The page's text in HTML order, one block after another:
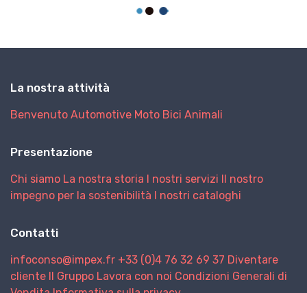
La nostra attività
Benvenuto Automotive Moto Bici Animali
Presentazione
Chi siamo La nostra storia I nostri servizi Il nostro
impegno per la sostenibilità I nostri cataloghi
Contatti
infoconso@impex.fr +33 (0)4 76 32 69 37 Diventare
cliente Il Gruppo Lavora con noi Condizioni Generali di